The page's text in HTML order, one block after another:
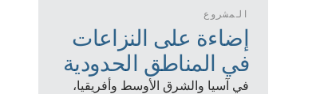
المشروع
إضاءة على النزاعات
في المناطق الحدودية
في آسيا والشرق الأوسط وأفريقيا،